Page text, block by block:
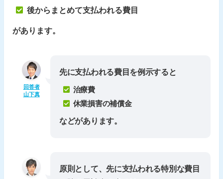
後からまとめて支払われる費目
があります。
回答者
山下真
先に支払われる費目を例示すると
治療費
休業損害の補償金
などがあります。
原則として、先に支払われる特別な費目